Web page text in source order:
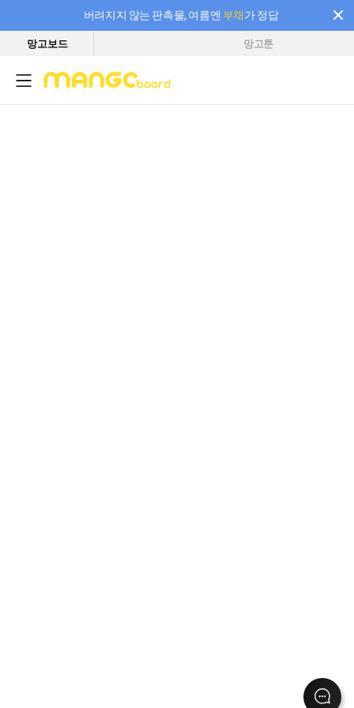
버려지지 않는 판촉물, 여름엔 부채가 정답
필요한 만큼 충전하고 끊김 없이 작업하세요! 새로워진 AI 부스터 요금제
망고보드 망고툰